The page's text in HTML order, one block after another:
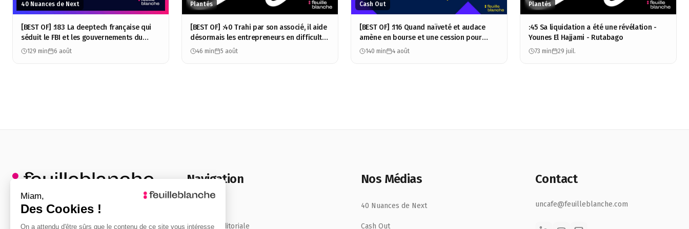
40 Nuances de Next
[BEST OF] :183 La deeptech française qui
séduit le FBI et les gouvernements du
monde entier - Cosimo Prete - CST
129 min 6 août
Plantés
[BEST OF] :40 Trahi par son associé, il aide
désormais les entrepreneurs en difficulté
- Guillaume Bourdon
46 min 5 août
Cash Out
[BEST OF] :116 Quand naïveté et audace
amène en bourse et une cession pour
100M - Stéphane Bohbot - ModeLabs
140 min 4 août
Plantés
:45 Sa liquidation a été une révélation -
Younes El Hajjami - Rutabago
73 min 29 juil.
Producteurs de récits
stratégiques, de podcasts et de
Navigation
Stratégie éditoriale
Nos Médias
40 Nuances de Next
Cash Out
Contact
uncafe@feuilleblanche.com